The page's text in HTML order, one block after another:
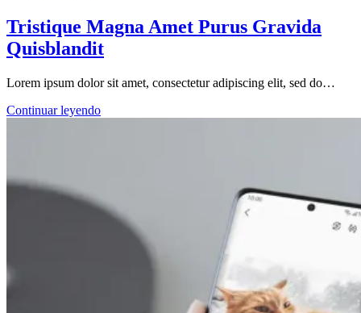
Tristique Magna Amet Purus Gravida
Quisblandit
Lorem ipsum dolor sit amet, consectetur adipiscing elit, sed do…
Continuar leyendoTristique